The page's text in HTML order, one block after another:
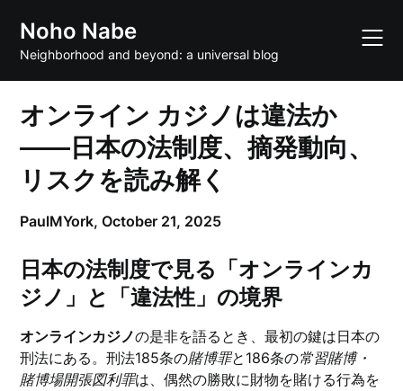
content
Noho Nabe
Neighborhood and beyond: a universal blog
オンライン カジノは違法か
——日本の法制度、摘発動向、
リスクを読み解く
PaulMYork,October 21, 2025
日本の法制度で見る「オンラインカ
ジノ」と「違法性」の境界
オンラインカジノの是非を語るとき、最初の鍵は日本の
刑法にある。刑法185条の賭博罪と186条の常習賭博・
賭博場開張図利罪は、偶然の勝敗に財物を賭ける行為を